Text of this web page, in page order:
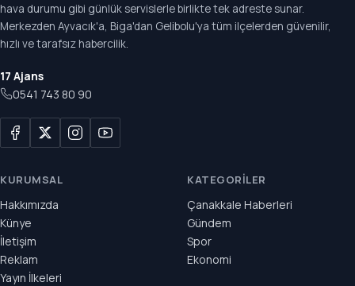
hava durumu gibi günlük servislerle birlikte tek adreste sunar.
Merkezden Ayvacık'a, Biga'dan Gelibolu'ya tüm ilçelerden güvenilir,
hızlı ve tarafsız habercilik.
17 Ajans
0541 743 80 90
KURUMSAL
Hakkımızda
Künye
İletişim
Reklam
Yayın İlkeleri
KATEGORILER
Çanakkale Haberleri
Gündem
Spor
Ekonomi